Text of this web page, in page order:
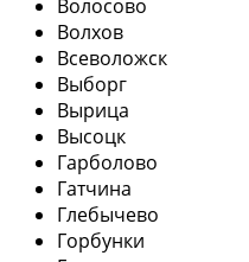
Волосово
Волхов
Всеволожск
Выборг
Вырица
Высоцк
Гарболово
Гатчина
Глебычево
Горбунки